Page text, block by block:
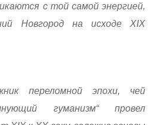
с той самой энергией,
Новгород на исходе XIX
переломной эпохи, чей
гуманизм“ провел